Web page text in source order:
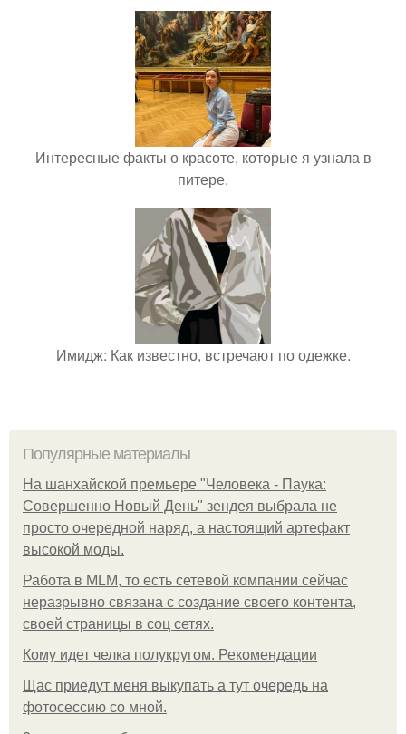
Интересные факты о красоте, которые я узнала в
питере.
Имидж: Как известно, встречают по одежке.
Популярные материалы
На шанхайской премьере "Человека - Паука:
Совершенно Новый День" зендея выбрала не
просто очередной наряд, а настоящий артефакт
высокой моды.
Работа в MLM, то есть сетевой компании сейчас
неразрывно связана с создание своего контента,
своей страницы в соц сетях.
Кому идет челка полукругом. Рекомендации
Щас приедут меня выкупать а тут очередь на
фотосессию со мной.